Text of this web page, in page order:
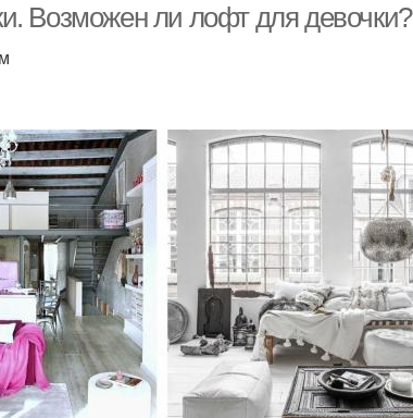
Возможен ли лофт для девочки?